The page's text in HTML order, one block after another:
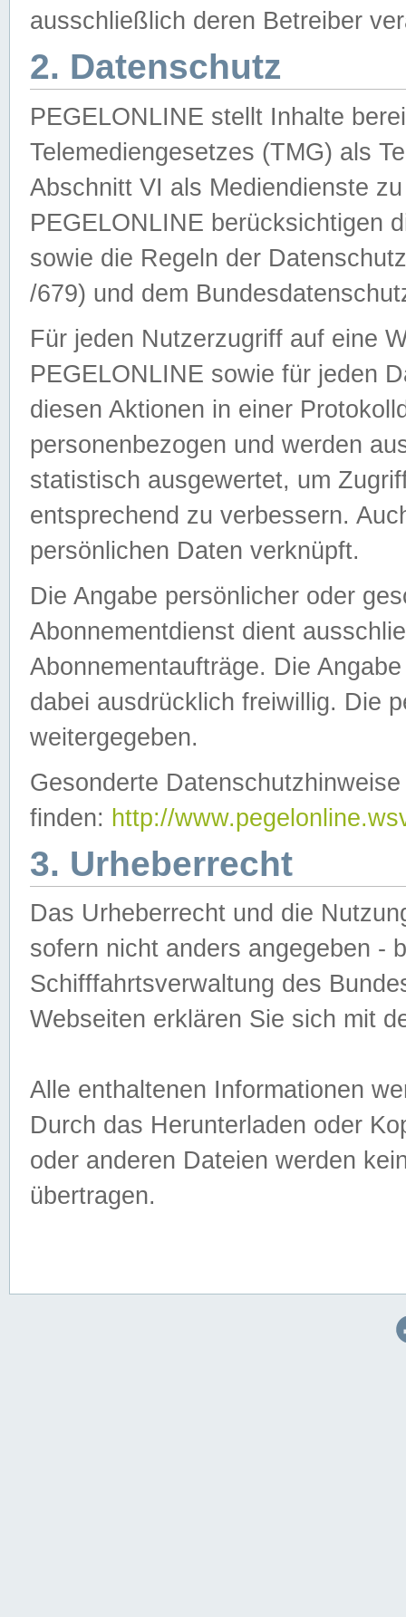
ausschließlich deren Betreiber
2. Datenschutz
PEGELONLINE stellt Inhalte
Telemediengesetzes (TMG) als
Abschnitt VI als Mediendienste
PEGELONLINE berücksichtigen
sowie die Regeln der
/679) und dem
Für jeden Nutzerzugriff auf eine
PEGELONLINE sowie für jeden
diesen Aktionen in einer
personenbezogen und werden
statistisch ausgewertet, um
entsprechend zu verbessern.
persönlichen Daten verknüpft.
Die Angabe persönlicher oder
Abonnementdienst dient
Abonnementaufträge. Die
dabei ausdrücklich freiwillig. Die
weitergegeben.
Gesonderte
finden: http://
3. Urheberrecht
Das Urheberrecht und die
sofern nicht anders angegeben -
Schifffahrtsverwaltung des
Webseiten erklären Sie sich mit
Alle enthaltenen Informationen
Durch das Herunterladen oder
oder anderen Dateien werden
übertragen.